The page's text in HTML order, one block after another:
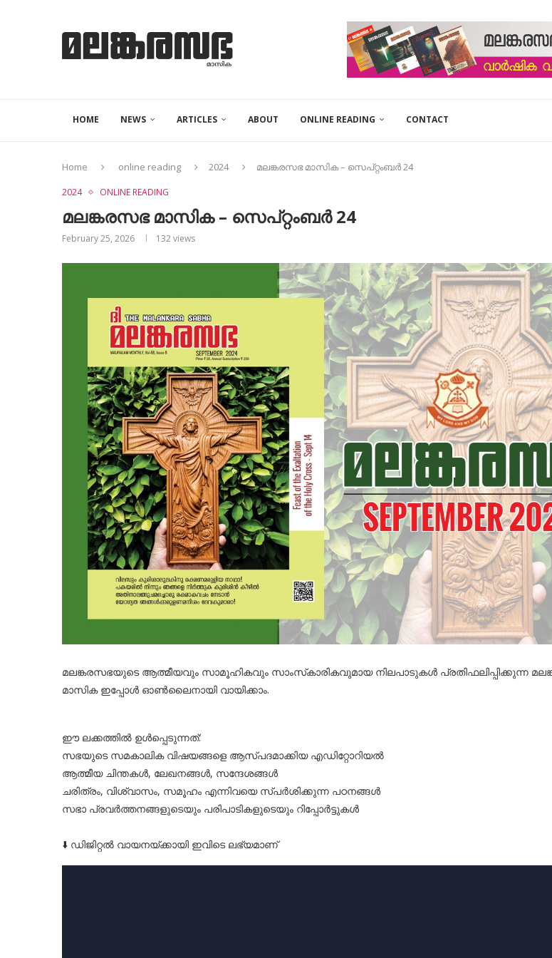
HOME NEWS ARTICLES ABOUT ONLINE READING CONTACT
Home online reading 2024 മലങ്കരസഭ മാസിക – സെപ്റ്റംബർ 24
2024 ONLINE READING
മലങ്കരസഭ മാസിക – സെപ്റ്റംബർ 24
February 25, 2026 132views
മലങ്കരസഭയുടെ ആത്മീയവും സാമൂഹികവും സാംസ്‌കാരികവുമായ നിലപാടുകൾ പ്രതിഫലിപ്പിക്കുന്ന
മാസിക ഇപ്പോൾ ഓൺലൈനായി വായിക്കാം.
ഈ ലക്കത്തിൽ ഉൾപ്പെടുന്നത്:
സഭയുടെ സമകാലിക വിഷയങ്ങളെ ആസ്പദമാക്കിയ എഡിറ്റോറിയൽ
ആത്മീയ ചിന്തകൾ, ലേഖനങ്ങൾ, സന്ദേശങ്ങൾ
ചരിത്രം, വിശ്വാസം, സമൂഹം എന്നിവയെ സ്പർശിക്കുന്ന പഠനങ്ങൾ
സഭാ പ്രവർത്തനങ്ങളുടെയും പരിപാടികളുടെയും റിപ്പോർട്ടുകൾ
⬇️ ഡിജിറ്റൽ വായനയ്ക്കായി ഇവിടെ ലഭ്യമാണ്